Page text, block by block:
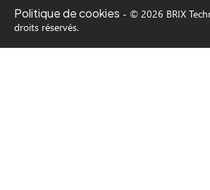
Politique de cookies - © 2026 BRIX
droits réservés.